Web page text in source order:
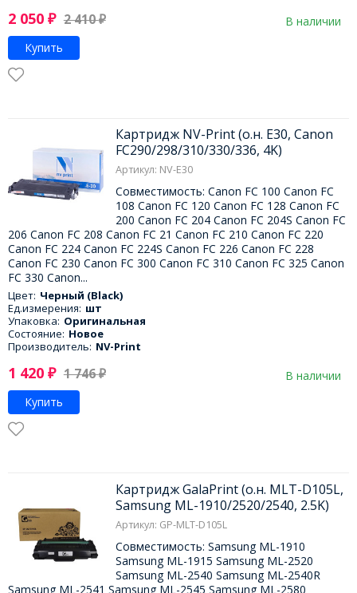
2 050 ₽ 2 410₽
В наличии
Купить
Картридж NV-Print (о.н. E30, Canon
FC290/298/310/330/336, 4K)
Артикул: NV-E30
Совместимость: Canon FC 100 Canon FC
108 Canon FC 120 Canon FC 128 Canon FC
200 Canon FC 204 Canon FC 204S Canon FC
206 Canon FC 208 Canon FC 21 Canon FC 210 Canon FC 220
Canon FC 224 Canon FC 224S Canon FC 226 Canon FC 228
Canon FC 230 Canon FC 300 Canon FC 310 Canon FC 325 Canon
FC 330 Canon...
Цвет: Черный (Black)
Ед.измерения: шт
Упаковка: Оригинальная
Состояние: Новое
Производитель: NV-Print
1 420 ₽ 1 746₽
В наличии
Купить
Картридж GalaPrint (о.н. MLT-D105L,
Samsung ML-1910/2520/2540, 2.5K)
Артикул: GP-MLT-D105L
Совместимость: Samsung ML-1910
Samsung ML-1915 Samsung ML-2520
Samsung ML-2540 Samsung ML-2540R
Samsung ML-2541 Samsung ML-2545 Samsung ML-2580